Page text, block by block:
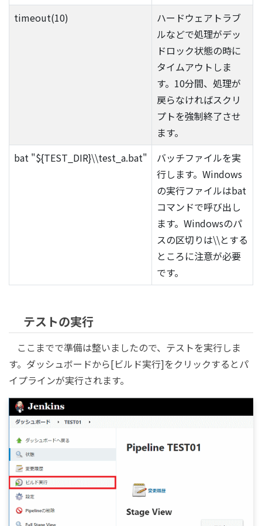
timeout(10)
ハードウェアトラブ
ルなどで処理がデッ
ドロック状態の時に
タイムアウトしま
す。10分間、処理が
戻らなければスクリ
プトを強制終了させ
ます。
bat "${TEST_DIR}\\test_a.bat"
バッチファイルを実
行します。Windows
の実行ファイルはbat
コマンドで呼び出し
ます。Windowsのパ
スの区切りは\\とする
ところに注意が必要
です。
テストの実行
ここまでで準備は整いましたので、テストを実行しま
す。ダッシュボードから[ビルド実行]をクリックするとパ
イプラインが実行されます。